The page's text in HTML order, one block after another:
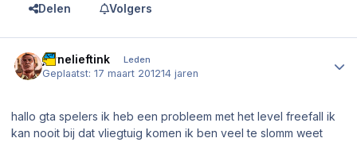
Delen Volgers
jarnelieftink Leden
Geplaatst:17 maart 201214 jaren
hallo gta spelers ik heb een probleem met het level freefall ik
kan nooit bij dat vliegtuig komen ik ben veel te slomm weet